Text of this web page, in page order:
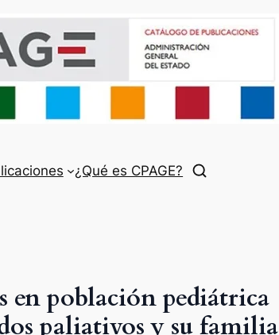
¿Qué es CPAGE?
en población pediátrica
paliativos y su familia